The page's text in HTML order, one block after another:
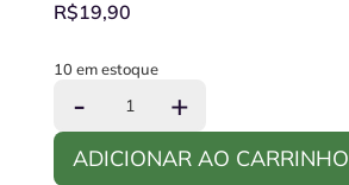
R$19,90
10 em estoque
-
Palmito
com
+
ADICIONAR AO CARRINHO